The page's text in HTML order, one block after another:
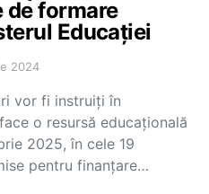
de formare
Educației
2024
vor fi instruiți în
o resursă educațională
2025, în cele 19
pentru finanțare…